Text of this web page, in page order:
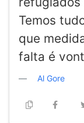
Temos
que
falta é
Al Gore